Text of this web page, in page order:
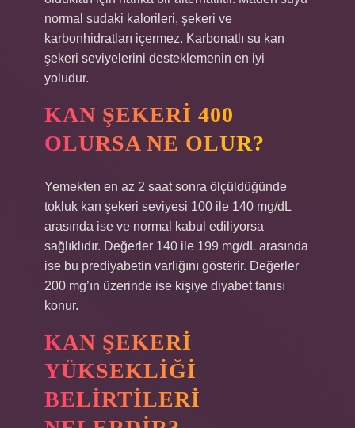
normal sudaki kalorileri, şekeri ve
karbonhidratları içermez. Karbonatlı su kan
şekeri seviyelerini desteklemenin en iyi
yoludur.
KAN ŞEKERI 400
OLURSA NE OLUR?
Yemekten en az 2 saat sonra ölçüldüğünde
tokluk kan şekeri seviyesi 100 ile 140 mg/dL
arasında ise ve normal kabul ediliyorsa
sağlıklıdır. Değerler 140 ile 199 mg/dL arasında
ise bu prediyabetin varlığını gösterir. Değerler
200 mg’ın üzerinde ise kişiye diyabet tanısı
konur.
KAN ŞEKERI
YÜKSEKLIĞI
BELIRTILERI